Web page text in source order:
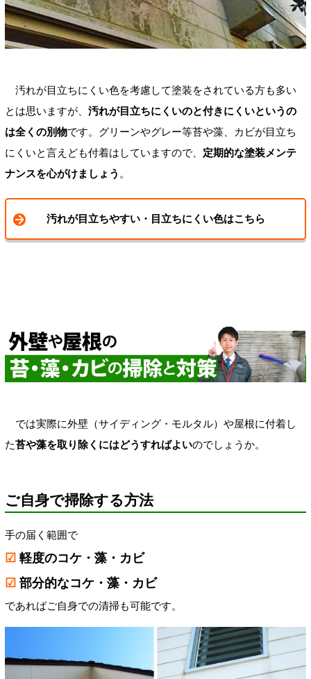
汚れが目立ちにくい色を考慮して塗装をされている方も多い
とは思いますが、 汚れが目立ちにくいのと付きにくいというの
は全くの別物です。グリーンやグレー等苔や藻、カビが目立ち
にくいと言えども付着はしていますので、 定期的な塗装メンテ
ナンスを心がけましょう 。
汚れが目立ちやすい・目立ちにくい色はこちら
では実際に外壁（サイディング・モルタル）や屋根に付着し
た苔や藻を取り除くにはどうすればよいのでしょうか。
ご自身で掃除する方法
手の届く範囲で
☑ 軽度のコケ・藻・カビ
☑ 部分的なコケ・藻・カビ
であればご自身での清掃も可能です。